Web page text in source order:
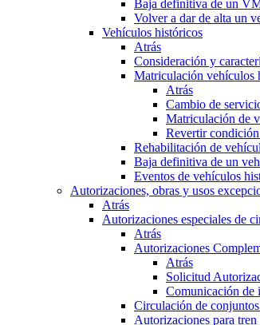
Baja definitiva de un
Volver a dar de alta un
Vehículos históricos
Atrás
Consideración y
Matriculación vehículos
Atrás
Cambio de
Matriculación de
Revertir
Rehabilitación de
Baja definitiva de un
Eventos de vehículos
Autorizaciones, obras y usos
Atrás
Autorizaciones especiales de
Atrás
Autorizaciones
Atrás
Solicitud
Comunicación de
Circulación de
Autorizaciones para